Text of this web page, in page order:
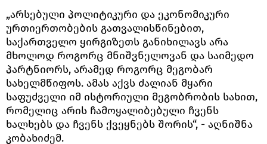
„არსებული პოლიტიკური და ეკონომიკური
ურთიერთობების გათვალისწინებით,
საქართველო ყირგიზეთს განიხილავს არა
მხოლოდ როგორც მნიშვნელოვან და საიმედო
პარტნიორს, არამედ როგორც მეგობარ
სახელმწიფოს. ამას აქვს ძალიან მყარი
საფუძველი იმ ისტორიული მეგობრობის სახით,
რომელიც არის ჩამოყალიბებული ჩვენს
ხალხებს და ჩვენს ქვეყნებს შორის“, - აღნიშნა
კობახიძემ.